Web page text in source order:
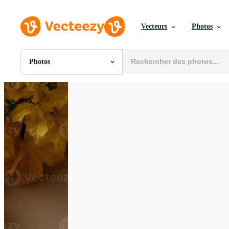
Vecteurs Photos
Photos
Toutes Images
Photos
PNGs
PSDs
SVGs
Modèles
Vecteurs
Vidéos
Motion graphics
Images Éditoriales
Événements Éditoriaux